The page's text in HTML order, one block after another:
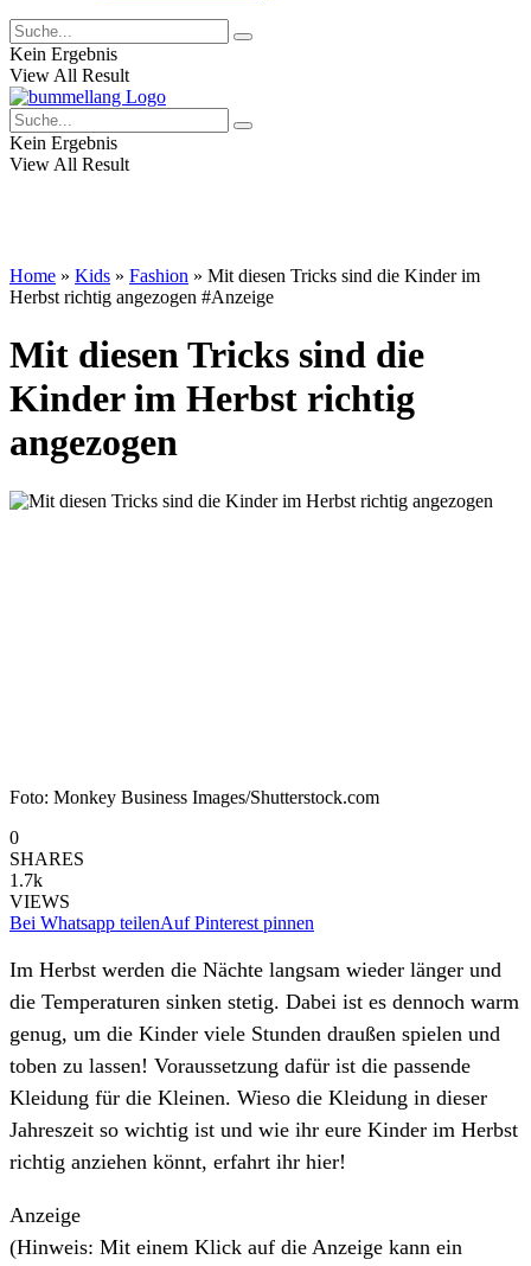
Kein Ergebnis
View All Result
Kein Ergebnis
View All Result
Home » Kids » Fashion » Mit diesen Tricks sind die Kinder im
Herbst richtig angezogen #Anzeige
Mit diesen Tricks sind die
Kinder im Herbst richtig
angezogen
Foto: Monkey Business Images/Shutterstock.com
0
SHARES
1.7k
VIEWS
Bei Whatsapp teilenAuf Pinterest pinnen
Im Herbst werden die Nächte langsam wieder länger und
die Temperaturen sinken stetig. Dabei ist es dennoch warm
genug, um die Kinder viele Stunden draußen spielen und
toben zu lassen! Voraussetzung dafür ist die passende
Kleidung für die Kleinen. Wieso die Kleidung in dieser
Jahreszeit so wichtig ist und wie ihr eure Kinder im Herbst
richtig anziehen könnt, erfahrt ihr hier!
Anzeige
(Hinweis: Mit einem Klick auf die Anzeige kann ein